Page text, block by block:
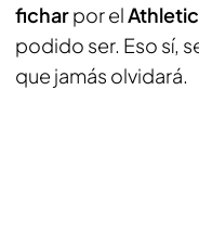
ficharpor elAthletic
podido ser. Eso sí,
que jamás olvidará.